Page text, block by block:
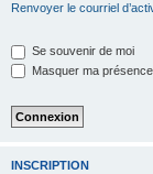
Renvoyer le courriel
Se souvenir de moi
Masquer ma
INSCRIPTION